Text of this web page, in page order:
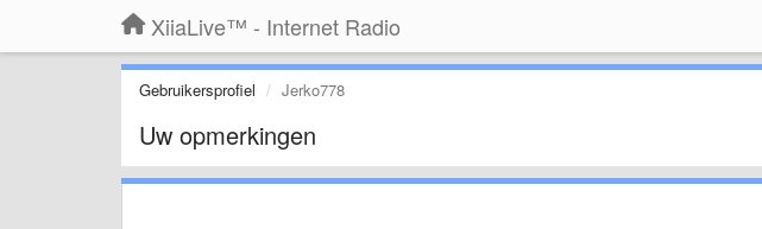
XiiaLive™ - Internet Radio
Gebruikersprofiel Jerko778
Uw opmerkingen